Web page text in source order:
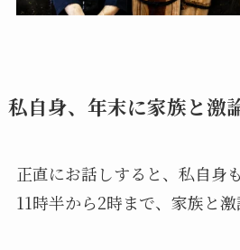
私自身、年末に家族と激
正直にお話しすると、私自身
11時半から2時まで、家族と激